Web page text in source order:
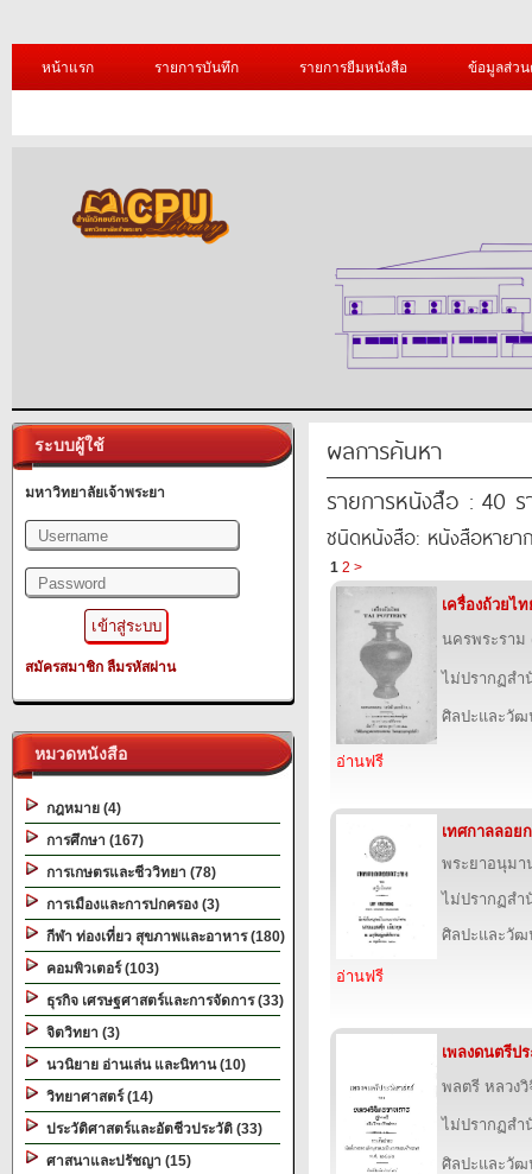
หน้าแรก รายการบันทึก รายการยืมหนังสือ ข้อมูลส่ว
ระบบผู้ใช้
มหาวิทยาลัยเจ้าพระยา
สมัครสมาชิก ลืมรหัสผ่าน
หมวดหนังสือ
กฎหมาย (4)
การศึกษา (167)
การเกษตรและชีววิทยา (78)
การเมืองและการปกครอง (3)
กีฬา ท่องเที่ยว สุขภาพและอาหาร (180)
คอมพิวเตอร์ (103)
ธุรกิจ เศรษฐศาสตร์และการจัดการ (33)
จิตวิทยา (3)
นวนิยาย อ่านเล่น และนิทาน (10)
วิทยาศาสตร์ (14)
ประวัติศาสตร์และอัตชีวประวัติ (33)
ศาสนาและปรัชญา (15)
ผลการค้นหา
รายการหนังสือ : 40 ร
ชนิดหนังสือ: หนังสือหายา
1 2 >
เครื่องถ้วยไ
นครพระราม
ไม่ปรากฏส
ศิลปะและวัฒ
อ่านฟรี
เทศกาลลอย
พระยาอนุมา
ไม่ปรากฏส
ศิลปะและวัฒ
อ่านฟรี
เพลงดนตรีป
พลตรี หลวง
ไม่ปรากฏส
ศิลปะและวัฒ